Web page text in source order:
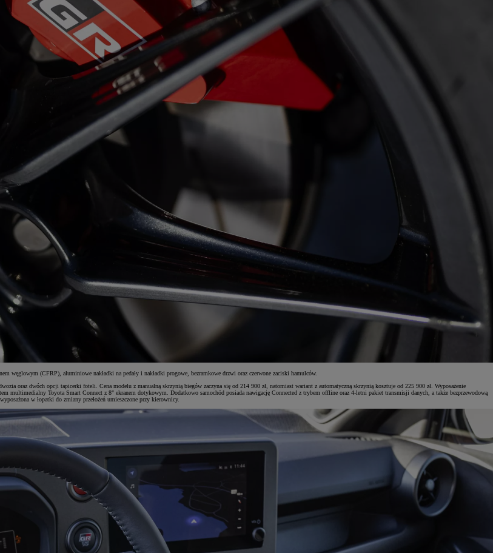
węglowym (CFRP), aluminiowe nakładki na pedały i nakładki progowe, bezramkowe drzwi oraz czerwone zaciski hamulców.
oraz dwóch opcji tapicerki foteli. Cena modelu z manualną skrzynią biegów zaczyna się od 214 900 zł, natomiast wariant z automatyczną skrzynią kosztuje od 225 900 zł. Wyposażenie
multimedialny Toyota Smart Connect z 8" ekranem dotykowym. Dodatkowo samochód posiada nawigację Connected z trybem offline oraz 4-letni pakiet transmisji danych, a także bezprzewodową
w łopatki do zmiany przełożeń umieszczone przy kierownicy.